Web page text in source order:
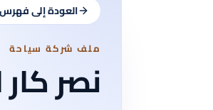
العودة إلى
ملف شركة سياحة
نصر